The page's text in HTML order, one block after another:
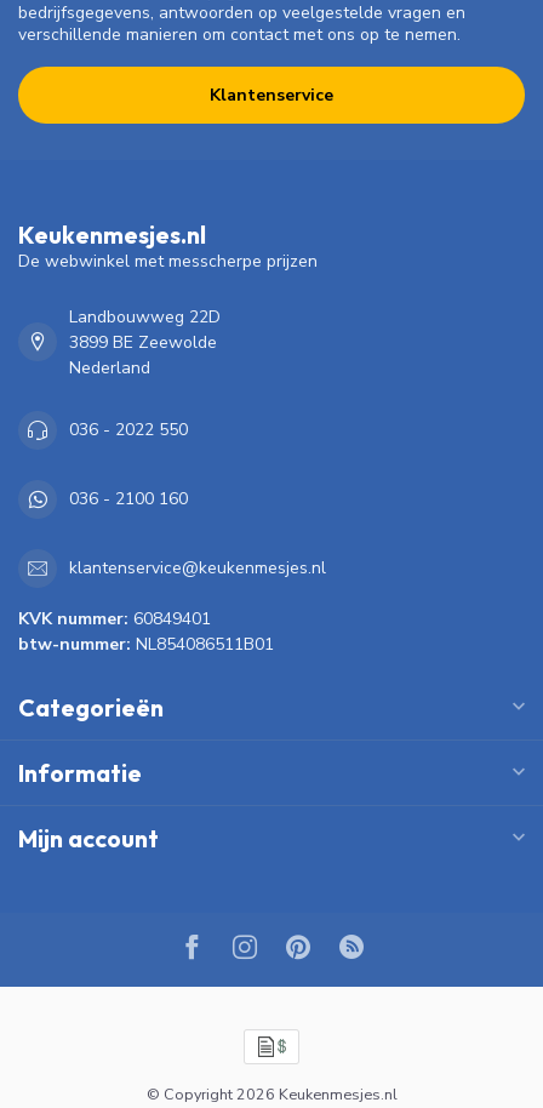
bedrijfsgegevens, antwoorden op veelgestelde vragen en
verschillende manieren om contact met ons op te nemen.
Klantenservice
Keukenmesjes.nl
De webwinkel met messcherpe prijzen
Landbouwweg 22D
3899 BE Zeewolde
Nederland
036 - 2022 550
036 - 2100 160
klantenservice@keukenmesjes.nl
KVK nummer: 60849401
btw-nummer: NL854086511B01
Categorieën
Informatie
Mijn account
© Copyright 2026 Keukenmesjes.nl